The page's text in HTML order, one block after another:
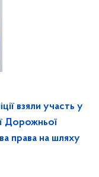
взяли участь у
Дорожньої
права на шляху